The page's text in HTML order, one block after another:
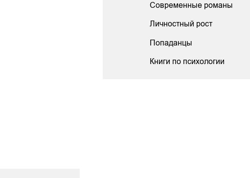
Современные романы
Личностный рост
Попаданцы
Книги по психологии